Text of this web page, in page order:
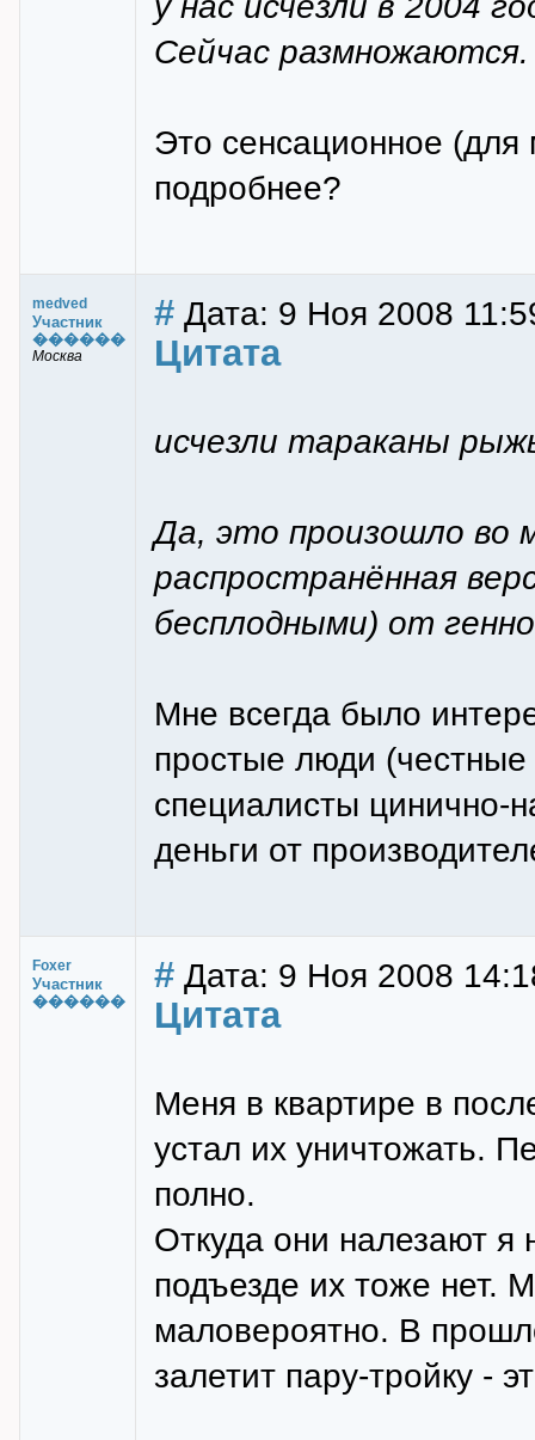
Сейчас размножаются.
Это сенсационное
подробнее?
medved
Участник
������
Москва
# Дата: 9 Ноя 2008
Цитата
исчезли тараканы
Да, это произошло во
распространённая
бесплодными) от
Мне всегда было
простые люди
специалисты цинично-
деньги от
Foxer
Участник
������
# Дата: 9 Ноя 2008
Цитата
Меня в квартире в
устал их уничтожать.
полно.
Откуда они налезают я
подъезде их тоже нет.
маловероятно. В
залетит пару-тройку -